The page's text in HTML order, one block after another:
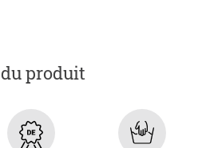
produit